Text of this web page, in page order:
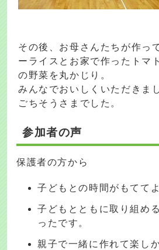
その後、お母さんたちが作っ
ーライスとお家で作ったトマ
の野菜を丸かじり。
みんなでおいしくいただきま
ごちそうさまでした。
参加者の声
保護者の方から
子どもとの時間がもてて
子どもとともに取り組め
ったです。
親子で一緒に作れて楽し